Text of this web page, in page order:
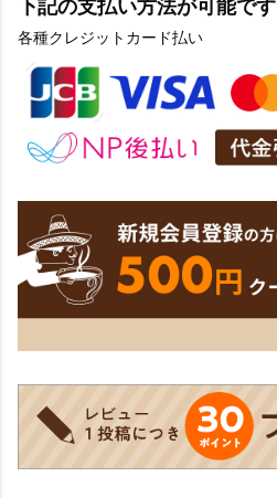
下記の支払い方法が可能です
各種クレジットカード払い